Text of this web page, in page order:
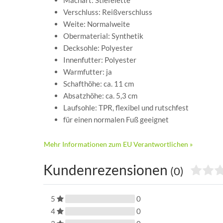
Verschluss: Reißverschluss
Weite: Normalweite
Obermaterial: Synthetik
Decksohle: Polyester
Innenfutter: Polyester
Warmfutter: ja
Schafthöhe: ca. 11 cm
Absatzhöhe: ca. 5,3 cm
Laufsohle: TPR, flexibel und rutschfest
für einen normalen Fuß geeignet
Mehr Informationen zum EU Verantwortlichen »
Kundenrezensionen (0)
5
0
4
0